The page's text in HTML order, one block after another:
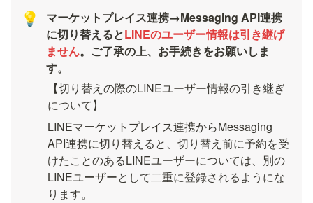
💡
マーケットプレイス連携→Messaging API連携
に切り替えるとLINEのユーザー情報は引き継げ
ません。ご了承の上、お手続きをお願いしま
【切り替えの際のLINEユーザー情報の引き継ぎ
について】
LINEマーケットプレイス連携からMessaging
API連携に切り替えると、切り替え前に予約を受
けたことのあるLINEユーザーについては、別の
LINEユーザーとして二重に登録されるようにな
ります。